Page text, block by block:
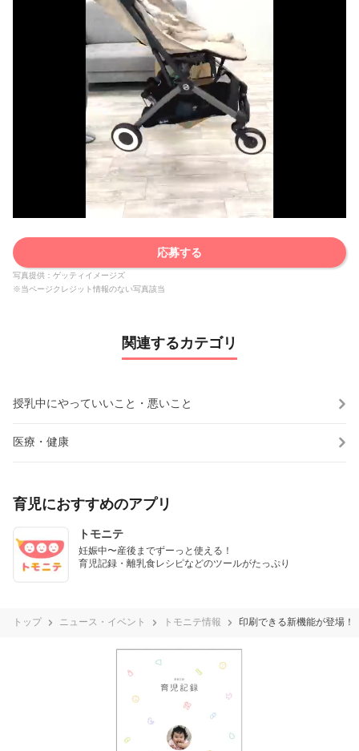
応募する
写真提供：ゲッティイメージズ
※当ページクレジット情報のない写真該当
関連するカテゴリ
授乳中にやっていいこと・悪いこと
医療・健康
育児におすすめのアプリ
トモニテ
妊娠中〜産後までずーっと使える！
育児記録・離乳食レシピなどのツールがたっぷり
トップ ニュース・イベント トモニテ情報 印刷できる新機能が登場